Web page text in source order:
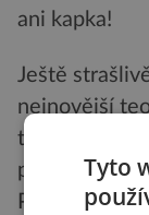
ani kapka!
Ještě
nejnovější
tvrdí, že tato
předpokladů
Příčinou je
Tyto